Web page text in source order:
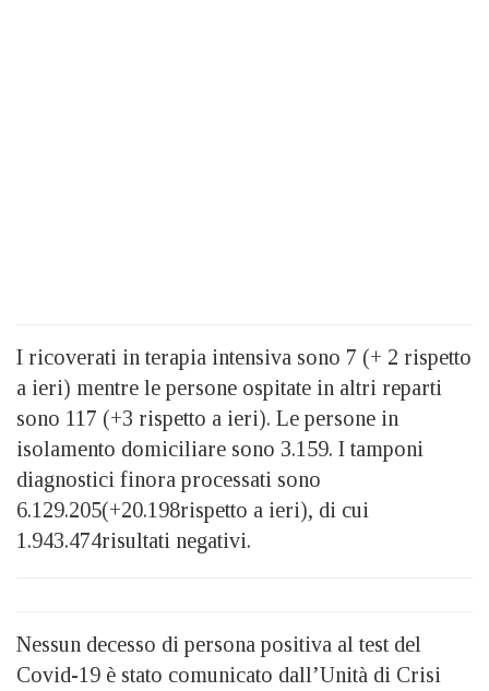
I ricoverati in terapia intensiva sono 7 (+ 2 rispetto
a ieri) mentre le persone ospitate in altri reparti
sono 117 (+3 rispetto a ieri). Le persone in
isolamento domiciliare sono 3.159. I tamponi
diagnostici finora processati sono
6.129.205(+20.198rispetto a ieri), di cui
1.943.474risultati negativi.
Nessun decesso di persona positiva al test del
Covid-19 è stato comunicato dall’Unità di Crisi